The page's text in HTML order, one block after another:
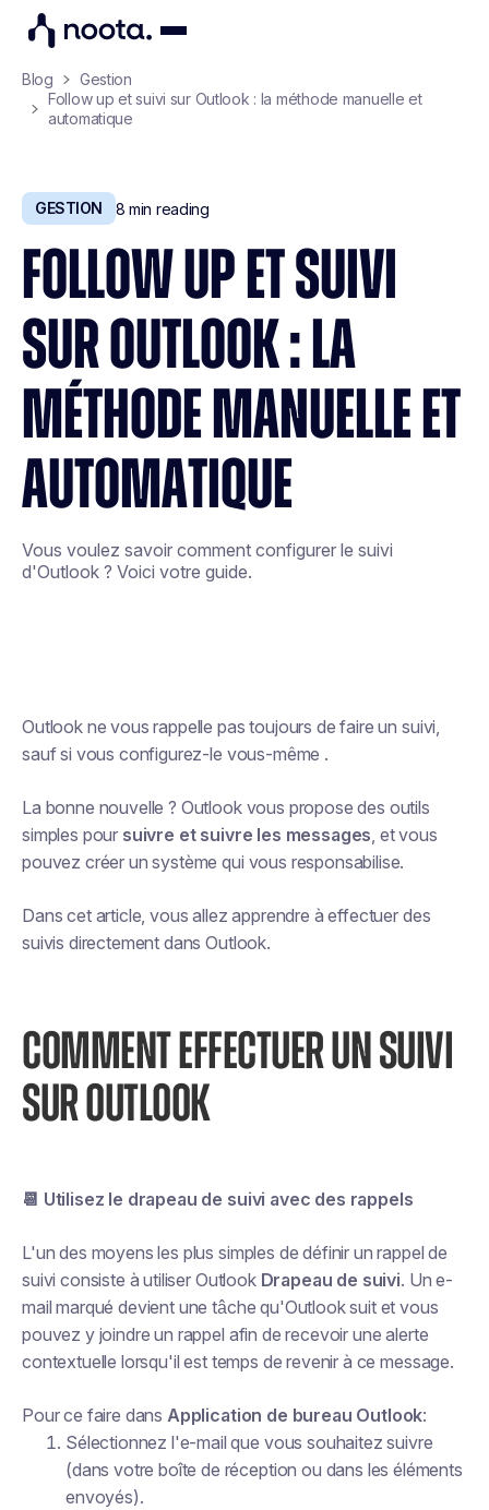
Blog
Gestion
Follow up et suivi sur Outlook : la méthode manuelle et
automatique
GESTION 8 min reading
FOLLOW UP ET SUIVI
SUR OUTLOOK : LA
MÉTHODE MANUELLE ET
AUTOMATIQUE
Vous voulez savoir comment configurer le suivi
d'Outlook ? Voici votre guide.
Outlook ne vous rappelle pas toujours de faire un suivi,
sauf si vous configurez-le vous-même .
La bonne nouvelle ? Outlook vous propose des outils
simples pour suivre et suivre les messages, et vous
pouvez créer un système qui vous responsabilise.
Dans cet article, vous allez apprendre à effectuer des
suivis directement dans Outlook.
COMMENT EFFECTUER UN SUIVI
SUR OUTLOOK
📆 Utilisez le drapeau de suivi avec des rappels
L'un des moyens les plus simples de définir un rappel de
suivi consiste à utiliser Outlook Drapeau de suivi. Un e-
mail marqué devient une tâche qu'Outlook suit et vous
pouvez y joindre un rappel afin de recevoir une alerte
contextuelle lorsqu'il est temps de revenir à ce message.
Pour ce faire dans Application de bureau Outlook:
Sélectionnez l'e-mail que vous souhaitez suivre
(dans votre boîte de réception ou dans les éléments
envoyés).